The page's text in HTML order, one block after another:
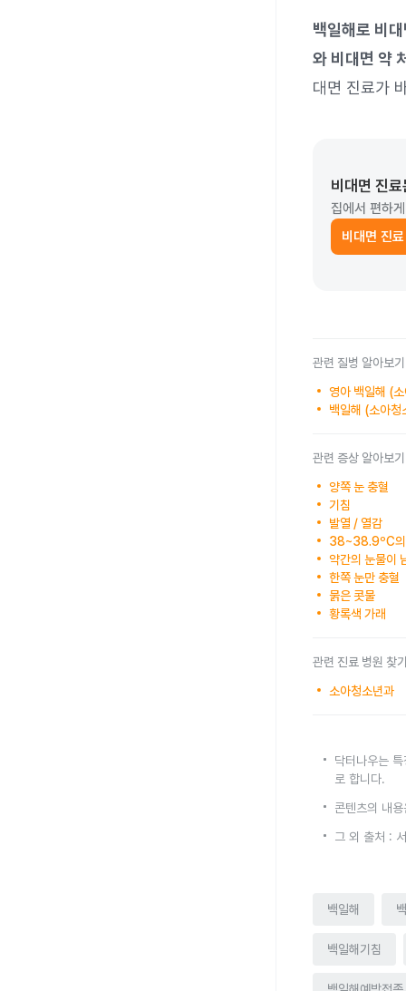
백일해로 비
와 비대면 약
대면 진료가
비대면 진
집에서 편하
비대면 진
관련 질병 알아보기
영아 백일해 (
백일해 (소아청
관련 증상 알아보기
양쪽 눈 충혈
기침
발열 / 열감
38~38.9ºC의
약간의 눈물이
한쪽 눈만 충혈
묽은 콧물
황록색 가래
관련 진료 병원 찾
소아청소년과
닥터나우는
로 합니다.
콘텐츠의 내
그 외 출처 :
백일해
백일해기침